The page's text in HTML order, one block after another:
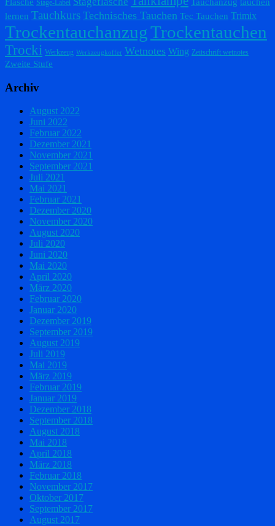
Stage-Label
lernen Tauchkurs Technisches Tauchen Tec Tauchen Trimix
TrockentauchanzugTrockentauchen
Trocki Werkzeug Werkzeugkoffer Wetnotes Wing Zeitschrift wetnotes
Zweite Stufe
Archiv
August 2022
Juni 2022
Februar 2022
Dezember 2021
November 2021
September 2021
Juli 2021
Mai 2021
Februar 2021
Dezember 2020
November 2020
August 2020
Juli 2020
Juni 2020
Mai 2020
April 2020
März 2020
Februar 2020
Januar 2020
Dezember 2019
September 2019
August 2019
Juli 2019
Mai 2019
März 2019
Februar 2019
Januar 2019
Dezember 2018
September 2018
August 2018
Mai 2018
April 2018
März 2018
Februar 2018
November 2017
Oktober 2017
September 2017
August 2017